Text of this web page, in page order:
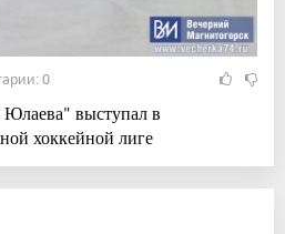
0
выступал в
хоккейной лиге